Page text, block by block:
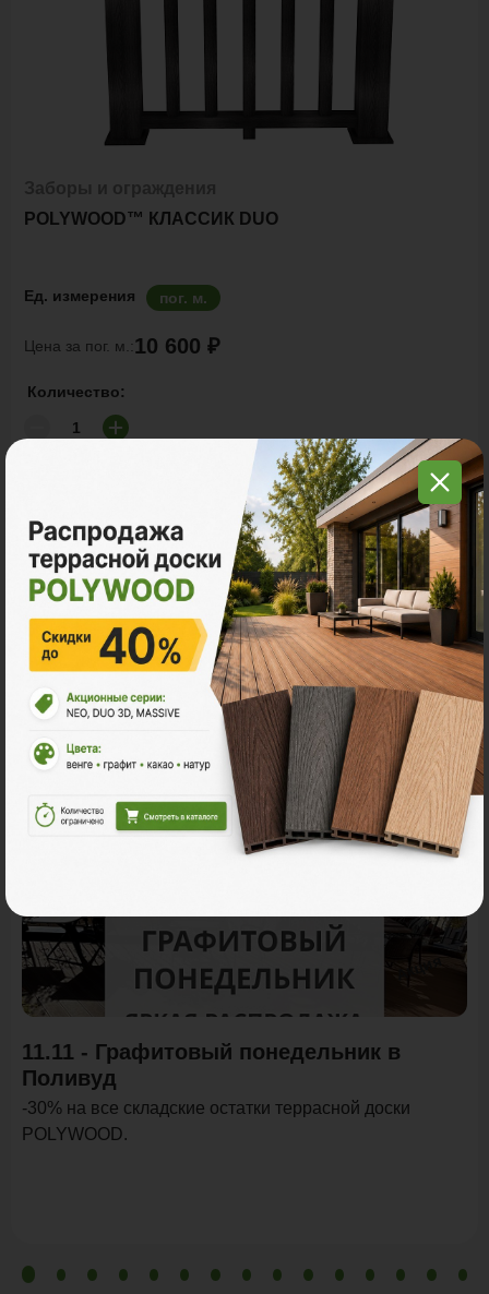
POLYWOOD™ КЛАССИК DUO
Ед. измерения пог. м.
Цена за пог. м.:10 600 ₽
Количество:
Рассчитать
Акции
Акция
11.11 - Графитовый понедельник в
Поливуд
-30% на все складские остатки террасной доски
POLYWOOD.